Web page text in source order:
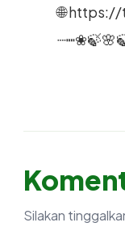
🌐
Silakan